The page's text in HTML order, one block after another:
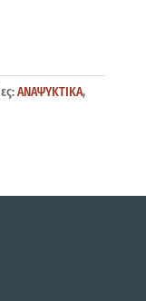
ΑΝΑΨΥΚΤΙΚΑ,